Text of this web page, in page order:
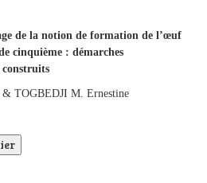
de la notion de formation de l’œuf
cinquième : démarches
construits
TOGBEDJI M. Ernestine
/ apprentissage de la notion de